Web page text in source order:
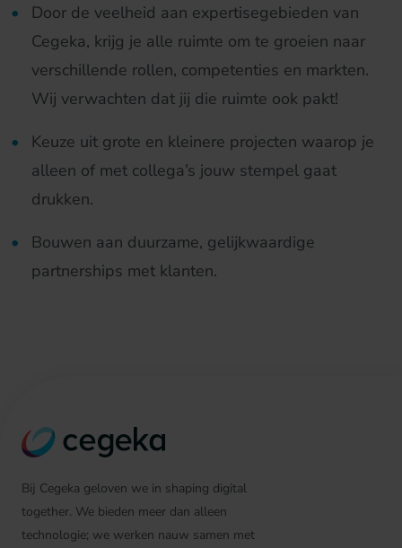
Door de veelheid aan expertisegebieden van
Cegeka, krijg je alle ruimte om te groeien naar
verschillende rollen, competenties en markten.
Wij verwachten dat jij die ruimte ook pakt!
Keuze uit grote en kleinere projecten waarop je
alleen of met collega’s jouw stempel gaat
drukken.
Bouwen aan duurzame, gelijkwaardige
partnerships met klanten.
Bij Cegeka geloven we in shaping digital
together. We bieden meer dan alleen
technologie; we werken nauw samen met